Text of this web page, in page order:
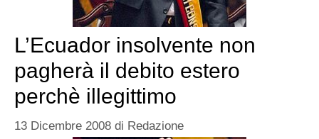
L’Ecuador insolvente non
pagherà il debito estero
perchè illegittimo
13 Dicembre 2008 di Redazione